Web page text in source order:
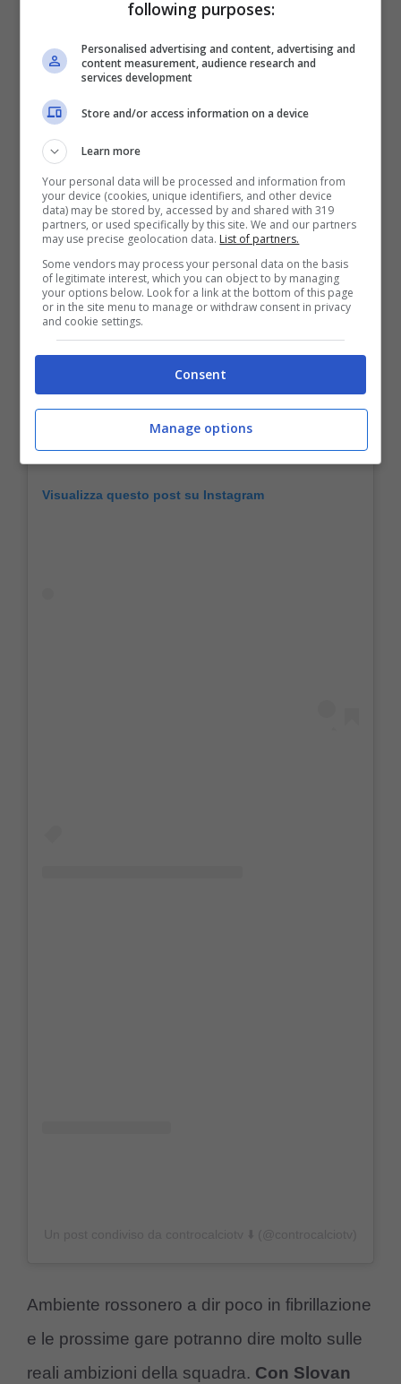
Visualizza questo post su Instagram
Ambiente rossonero a dir poco in fibrillazione
e le prossime gare potranno dire molto sulle
reali ambizioni della squadra. Con Slovan
following purposes:
Personalised advertising and content, advertising and
content measurement, audience research and
services development
Store and/or access information on a device
Learn more
Your personal data will be processed and information from
your device (cookies, unique identifiers, and other device
data) may be stored by, accessed by and shared with 319
partners, or used specifically by this site. We and our partners
may use precise geolocation data. List of partners.
Some vendors may process your personal data on the basis
of legitimate interest, which you can object to by managing
your options below. Look for a link at the bottom of this page
or in the site menu to manage or withdraw consent in privacy
and cookie settings.
Consent
Manage options